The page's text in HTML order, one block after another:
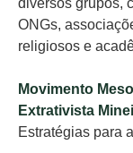
diversos grupos,
ONGs,
religiosos e
Movimento
Extrativista
Estratégias para